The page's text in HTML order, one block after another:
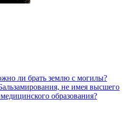
ли брать землю с могилы?
не имея высшего
образования?